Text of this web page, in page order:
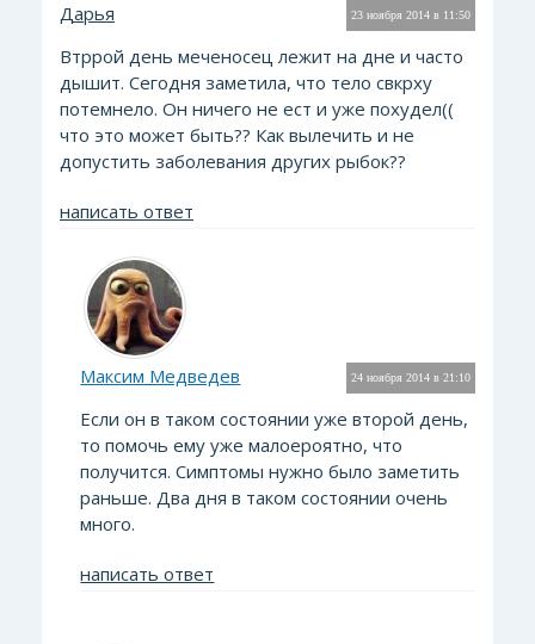
23 ноября 2014 в 11:50
Дарья
Втррой день меченосец лежит на дне и часто
дышит. Сегодня заметила, что тело свкрху
потемнело. Он ничего не ест и уже похудел((
что это может быть?? Как вылечить и не
допустить заболевания других рыбок??
написать ответ
24 ноября 2014 в 21:10
Максим Медведев
Если он в таком состоянии уже второй день,
то помочь ему уже малоероятно, что
получится. Симптомы нужно было заметить
раньше. Два дня в таком состоянии очень
много.
написать ответ